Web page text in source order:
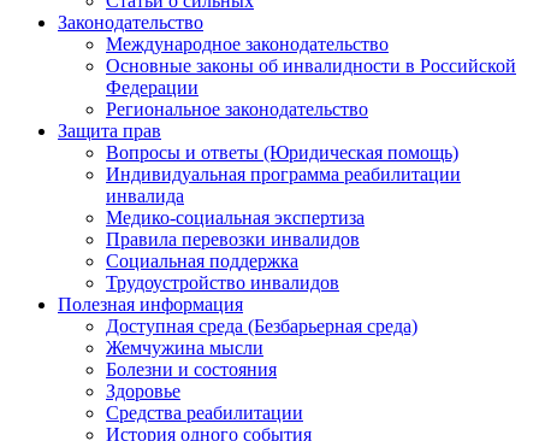
Законодательство
Международное законодательство
Основные законы об инвалидности в Российской
Федерации
Региональное законодательство
Защита прав
Вопросы и ответы (Юридическая помощь)
Индивидуальная программа реабилитации
инвалида
Медико-социальная экспертиза
Правила перевозки инвалидов
Социальная поддержка
Трудоустройство инвалидов
Полезная информация
Доступная среда (Безбарьерная среда)
Жемчужина мысли
Болезни и состояния
Здоровье
Средства реабилитации
История одного события